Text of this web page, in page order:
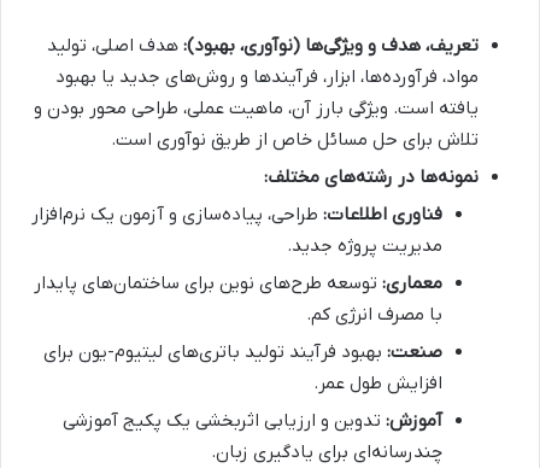
تعریف، هدف و ویژگی‌ها (نوآوری، بهبود): هدف اصلی، تولید
مواد، فرآورده‌ها، ابزار، فرآیندها و روش‌های جدید یا بهبود
یافته است. ویژگی بارز آن، ماهیت عملی، طراحی محور بودن و
تلاش برای حل مسائل خاص از طریق نوآوری است.
نمونه‌ها در رشته‌های مختلف:
فناوری اطلاعات: طراحی، پیاده‌سازی و آزمون یک نرم‌افزار
مدیریت پروژه جدید.
معماری: توسعه طرح‌های نوین برای ساختمان‌های پایدار
با مصرف انرژی کم.
صنعت: بهبود فرآیند تولید باتری‌های لیتیوم-یون برای
افزایش طول عمر.
آموزش: تدوین و ارزیابی اثربخشی یک پکیج آموزشی
چندرسانه‌ای برای یادگیری زبان.